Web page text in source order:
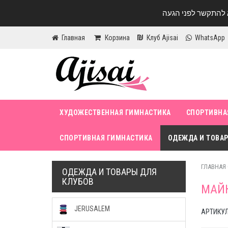
Главная Корзина Клуб Ajisai WhatsApp
ХУДОЖЕСТВЕННАЯ ГИМНАСТИКА
СПОРТИВНАЯ ГИМНАСТИКА ОДЕЖДА И
ОДЕЖДА И ТОВАРЫ ДЛЯ
КЛУБОВ
JERUSALEM